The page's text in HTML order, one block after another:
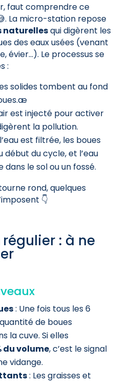
faut comprendre ce
La micro-station repose
naturellesqui digèrent les
des eaux usées (venant
évier…). Le processus se
:
solides tombent au fond
est injecté pour activer
la pollution.
est filtrée, les boues
début du cycle, et l’eau
le sol ou un fossé.
rond, quelques
👇
régulier : à ne
: Une fois tous les 6
de boues
la cuve. Si elles
du volume, c’est le signal
vidange.
: Les graisses et